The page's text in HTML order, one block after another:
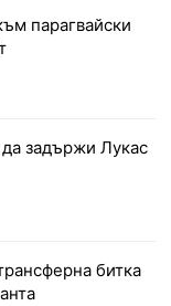
парагвайски
задържи Лукас
битка